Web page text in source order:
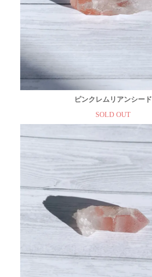
ピンクレムリアンシード
SOLD OUT